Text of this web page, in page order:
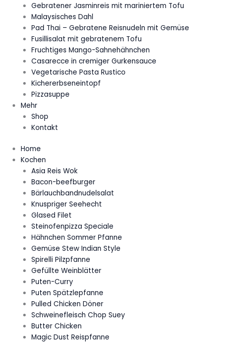
Gebratener Jasminreis mit mariniertem Tofu
Malaysisches Dahl
Pad Thai – Gebratene Reisnudeln mit Gemüse
Fusillisalat mit gebratenem Tofu
Fruchtiges Mango-Sahnehähnchen
Casarecce in cremiger Gurkensauce
Vegetarische Pasta Rustico
Kichererbseneintopf
Pizzasuppe
Mehr
Shop
Kontakt
Home
Kochen
Asia Reis Wok
Bacon-beefburger
Bärlauchbandnudelsalat
Knuspriger Seehecht
Glased Filet
Steinofenpizza Speciale
Hähnchen Sommer Pfanne
Gemüse Stew Indian Style
Spirelli Pilzpfanne
Gefüllte Weinblätter
Puten-Curry
Puten Spätzlepfanne
Pulled Chicken Döner
Schweinefleisch Chop Suey
Butter Chicken
Magic Dust Reispfanne